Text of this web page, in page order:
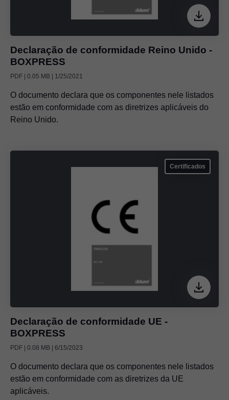
Declaração de conformidade Reino Unido -
BOXPRESS
PDF | 0.05 MB | 1/25/2021
O documento declara que os componentes nele listados
estão em conformidade com as diretrizes aplicáveis do
Reino Unido.
Certificados
Declaração de conformidade UE -
BOXPRESS
PDF | 0.08 MB | 6/15/2023
O documento declara que os componentes nele listados
estão em conformidade com as diretrizes da UE
aplicáveis.